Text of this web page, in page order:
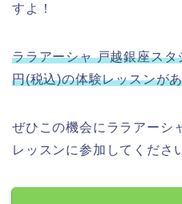
すよ！
ララアーシャ 戸越銀座ス
円(税込)の体験レッスンが
ぜひこの機会にララアーシ
レッスンに参加してくださ